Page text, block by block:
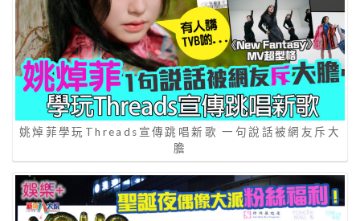
姚焯菲學玩Threads宣傳跳唱新歌 一句說話被網友斥大
膽